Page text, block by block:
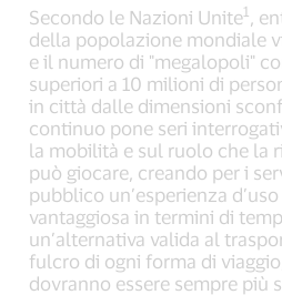
Secondo le Nazioni Unite1
,
della popolazione mondiale
e il numero di "megalopoli"
superiori a 10 milioni di
in città dalle dimensioni
continuo pone seri
la mobilità e sul ruolo che la
può giocare, creando per i
pubblico un’esperienza
vantaggiosa in termini di
un’alternativa valida al
fulcro di ogni forma di
dovranno essere sempre più